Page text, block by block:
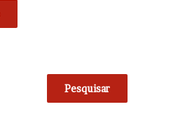
Pesquisar